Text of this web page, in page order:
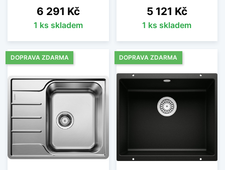
Cena
6 291 Kč
1 ks skladem
Cena
5 121 Kč
1 ks skladem
DOPRAVA ZDARMA DOPRAVA ZDARMA